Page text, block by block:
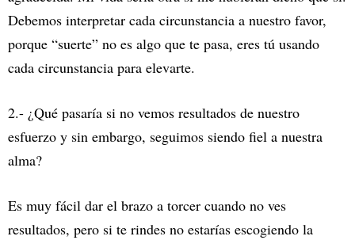
Debemos interpretar cada circunstancia a nuestro favor,
porque “suerte” no es algo que te pasa, eres tú usando
cada circunstancia para elevarte.
2.- ¿Qué pasaría si no vemos resultados de nuestro
esfuerzo y sin embargo, seguimos siendo fiel a nuestra
alma?
Es muy fácil dar el brazo a torcer cuando no ves
resultados, pero si te rindes no estarías escogiendo la